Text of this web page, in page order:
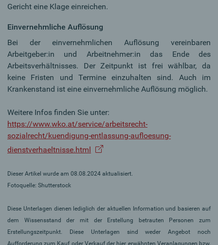
Gericht eine Klage einreichen.
Einvernehmliche Auflösung
Bei der einvernehmlichen Auflösung vereinbaren
Arbeitgeber:in und Arbeitnehmer:in das Ende des
Arbeitsverhältnisses. Der Zeitpunkt ist frei wählbar, da
keine Fristen und Termine einzuhalten sind. Auch im
Krankenstand ist eine einvernehmliche Auflösung möglich.
Weitere Infos finden Sie unter:
https://www.wko.at/service/arbeitsrecht-
sozialrecht/kuendigung-entlassung-aufloesung-
dienstverhaeltnisse.html
Dieser Artikel wurde am 08.08.2024 aktualisiert.
Fotoquelle: Shutterstock
Diese Unterlagen dienen lediglich der aktuellen Information und basieren auf
dem Wissensstand der mit der Erstellung betrauten Personen zum
Erstellungszeitpunkt. Diese Unterlagen sind weder Angebot noch
Aufforderung zum Kauf oder Verkauf der hier erwähnten Veranlagungen bzw.